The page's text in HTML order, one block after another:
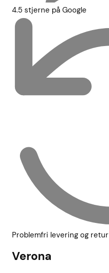
4.5 stjerne på Google
Problemfri levering og retur
Verona